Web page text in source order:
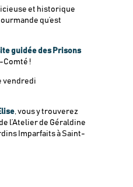
et historique
qu’est
guidée des Prisons
Comté !
vendredi
, vous y trouverez
l’Atelier de Géraldine
Imparfaits à Saint-